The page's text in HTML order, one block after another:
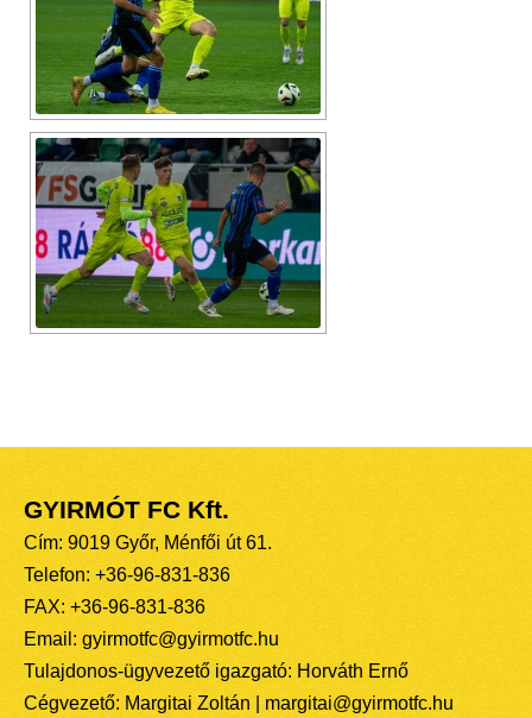
GYIRMÓT FC Kft.
Cím: 9019 Győr, Ménfői út 61.
Telefon: +36-96-831-836
FAX: +36-96-831-836
Email: gyirmotfc@gyirmotfc.hu
Tulajdonos-ügyvezető igazgató: Horváth Ernő
Cégvezető: Margitai Zoltán | margitai@gyirmotfc.hu